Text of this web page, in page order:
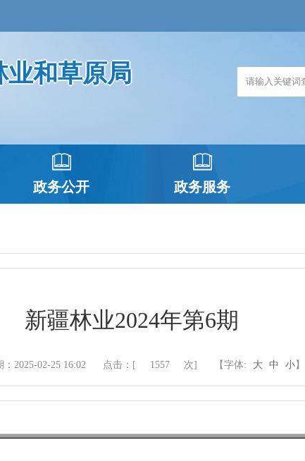
业和草原局
政务公开 政务服务
新疆林业2024年第6期
：2025-02-25 16:02 点击：[ 1557 次] 【字体: 大 中 小 】